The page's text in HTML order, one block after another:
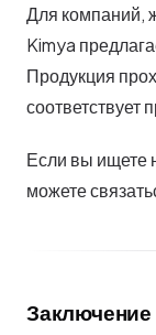
Для компаний,
Kimya
Продукция
Если вы ищете
можете
Заключение